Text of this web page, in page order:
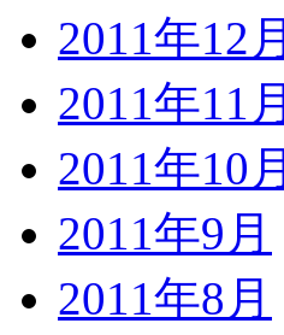
2011年12月
2011年11月
2011年10月
2011年9月
2011年8月